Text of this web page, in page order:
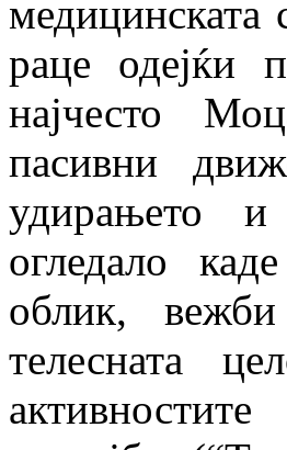
медицинската
раце одејќи
најчесто
пасивни
удирањето и
огледало
облик,
телесната